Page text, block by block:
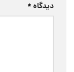
دیدگاه *